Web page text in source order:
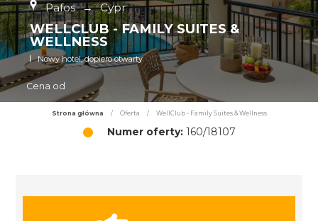
Pafos → Cypr
WELLCLUB - FAMILY SUITES &
WELLNESS
Nowy hotel, dopiero otwarty
Cena od
Strona główna / Oferta / WellClub - Family Suites & Wellness
Numer oferty:160/18107